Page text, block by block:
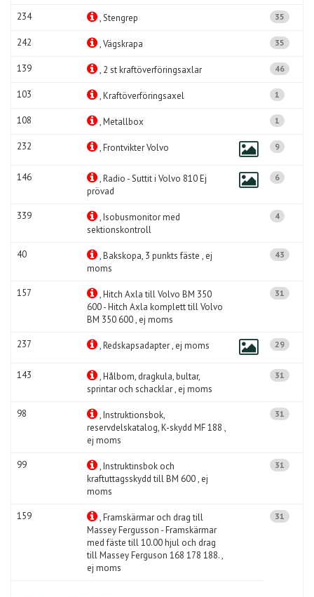
234 , Stengrep 35
242 , Vägskrapa 35
139 , 2 st kraftöverföringsaxlar 46
103 , Kraftöverföringsaxel 1
108 , Metallbox 1
232 , Frontvikter Volvo 9
146
, Radio - Suttit i Volvo 810 Ej
prövad
6
339
, Isobusmonitor med
sektionskontroll
4
40
, Bakskopa, 3 punkts fäste , ej
moms
43
157
, Hitch Axla till Volvo BM 350
600 - Hitch Axla komplett till Volvo
BM 350 600 , ej moms
31
237 , Redskapsadapter , ej moms 29
143
, Hålbom, dragkula, bultar,
sprintar och schacklar , ej moms
31
98
, Instruktionsbok,
reservdelskatalog, K-skydd MF 188 ,
ej moms
31
99
, Instruktinsbok och
kraftuttagsskydd till BM 600 , ej
moms
31
159
, Framskärmar och drag till
Massey Fergusson - Framskärmar
med fäste till 10.00 hjul och drag
till Massey Ferguson 168 178 188. ,
ej moms
31